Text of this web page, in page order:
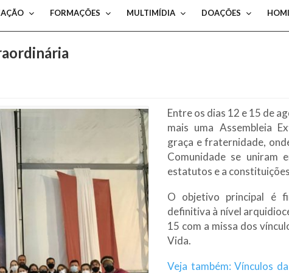
FORMAÇÕES MULTIMÍDIA DOAÇÕES
Entre os dias 12 e 15 de
mais uma Assembleia
graça e fraternidade,
Comunidade se uniram
estatutos e a
O objetivo principal é
definitiva à nível
15 com a missa dos
Vida.
Veja também: Vínculos